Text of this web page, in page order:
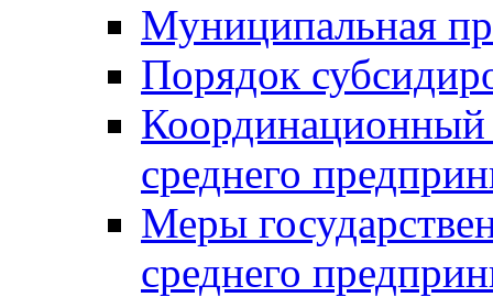
Муниципальная
Порядок
Координационный
среднего
Меры
среднего